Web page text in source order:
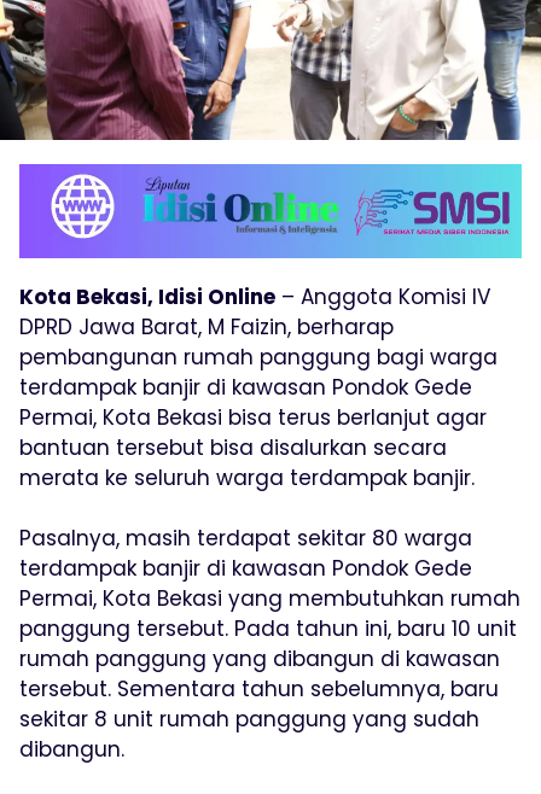
Kota Bekasi, Idisi Online – Anggota Komisi IV
DPRD Jawa Barat, M Faizin, berharap
pembangunan rumah panggung bagi warga
terdampak banjir di kawasan Pondok Gede
Permai, Kota Bekasi bisa terus berlanjut agar
bantuan tersebut bisa disalurkan secara
merata ke seluruh warga terdampak banjir.
Pasalnya, masih terdapat sekitar 80 warga
terdampak banjir di kawasan Pondok Gede
Permai, Kota Bekasi yang membutuhkan rumah
panggung tersebut. Pada tahun ini, baru 10 unit
rumah panggung yang dibangun di kawasan
tersebut. Sementara tahun sebelumnya, baru
sekitar 8 unit rumah panggung yang sudah
dibangun.